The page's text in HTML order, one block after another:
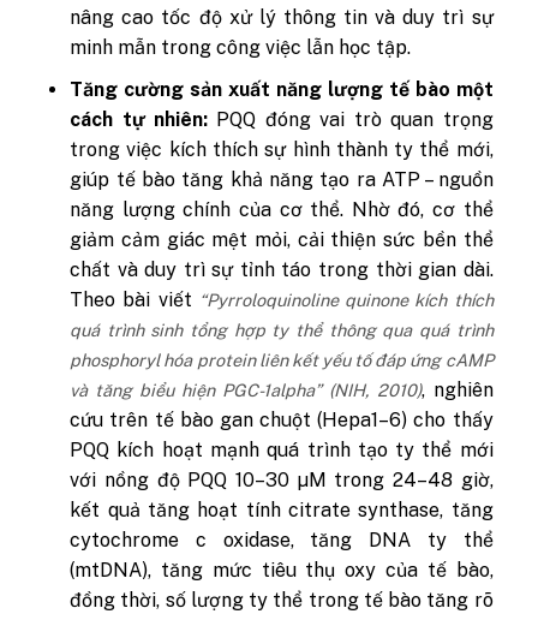
nâng cao tốc độ xử lý thông tin và duy trì sự
minh mẫn trong công việc lẫn học tập.
Tăng cường sản xuất năng lượng tế bào một
cách tự nhiên: PQQ đóng vai trò quan trọng
trong việc kích thích sự hình thành ty thể mới,
giúp tế bào tăng khả năng tạo ra ATP – nguồn
năng lượng chính của cơ thể. Nhờ đó, cơ thể
giảm cảm giác mệt mỏi, cải thiện sức bền thể
chất và duy trì sự tỉnh táo trong thời gian dài.
Theo bài viết “Pyrroloquinoline quinone kích thích
quá trình sinh tổng hợp ty thể thông qua quá trình
phosphoryl hóa protein liên kết yếu tố đáp ứng cAMP
và tăng biểu hiện PGC-1alpha” (NIH, 2010), nghiên
cứu trên tế bào gan chuột (Hepa1–6) cho thấy
PQQ kích hoạt mạnh quá trình tạo ty thể mới
với nồng độ PQQ 10–30 µM trong 24–48 giờ,
kết quả tăng hoạt tính citrate synthase, tăng
cytochrome c oxidase, tăng DNA ty thể
(mtDNA), tăng mức tiêu thụ oxy của tế bào,
đồng thời, số lượng ty thể trong tế bào tăng rõ